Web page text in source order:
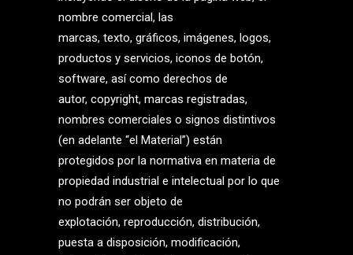
nombre comercial, las
marcas, texto, gráficos, imágenes, logos,
productos y servicios, iconos de botón,
software, así como derechos de
autor, copyright, marcas registradas,
nombres comerciales o signos distintivos
(en adelante “el Material”) están
protegidos por la normativa en materia de
propiedad industrial e intelectual por lo que
no podrán ser objeto de
explotación, reproducción, distribución,
puesta a disposición, modificación,